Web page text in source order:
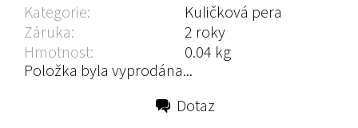
Kategorie:
Kuličková pera
Záruka:
2 roky
Hmotnost:
0.04 kg
Položka byla vyprodána...
Dotaz